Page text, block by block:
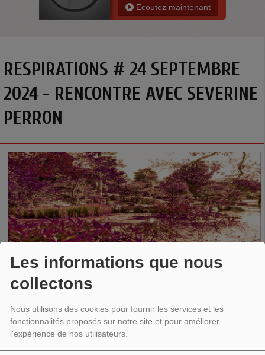
Les informations que nous
collectons
Nous utilisons des cookies pour fournir les services et les
fonctionnalités proposés sur notre site et pour améliorer
l'expérience de nos utilisateurs.
Ecoutez maintenant
RESPIRATIONS # 24 SEPTEMBRE
2024 - RENCONTRE AVEC SEVERINE
PERRON
Rencontre avecSéverine Perronpour la parition de
deux ouvrages :